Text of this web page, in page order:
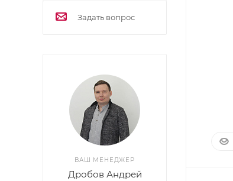
Задать вопрос
ВАШ МЕНЕДЖЕР
Дробов Андрей